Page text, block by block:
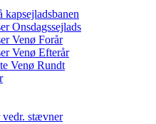
kapsejladsbanen
Onsdagssejlads
Venø Forår
Venø Efterår
Venø Rundt
vedr. stævner